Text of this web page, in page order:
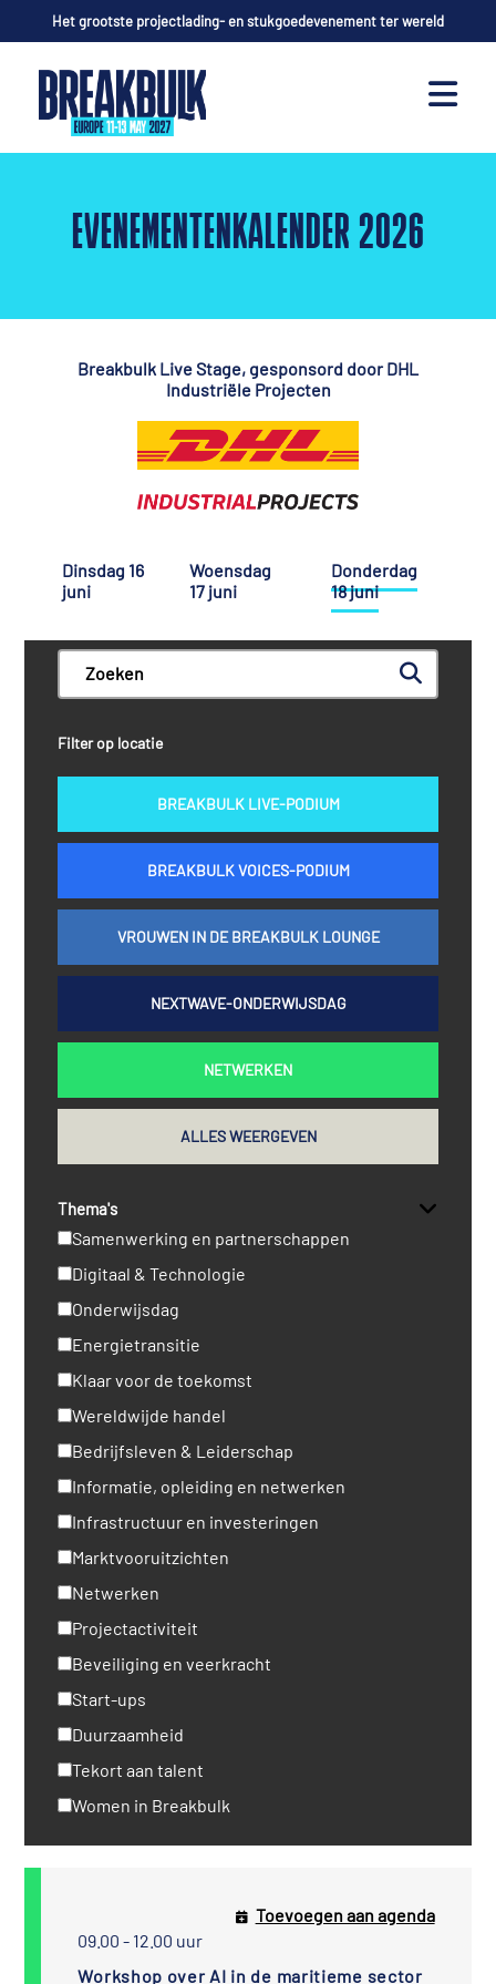
Het grootste projectlading- en stukgoedevenement ter wereld
EVENEMENTENKALENDER 2026
Breakbulk Live Stage, gesponsord door DHL
Industriële Projecten
Dinsdag 16
juni
Woensdag
17 juni
Donderdag
18 juni
Filter op locatie
BREAKBULK LIVE-PODIUM
BREAKBULK VOICES-PODIUM
VROUWEN IN DE BREAKBULK LOUNGE
NEXTWAVE-ONDERWIJSDAG
NETWERKEN
ALLES WEERGEVEN
Thema's
Samenwerking en partnerschappen
Digitaal & Technologie
Onderwijsdag
Energietransitie
Klaar voor de toekomst
Wereldwijde handel
Bedrijfsleven & Leiderschap
Informatie, opleiding en netwerken
Infrastructuur en investeringen
Marktvooruitzichten
Netwerken
Projectactiviteit
Beveiliging en veerkracht
Start-ups
Duurzaamheid
Tekort aan talent
Women in Breakbulk
09.00 - 12.00 uur
Workshop over AI in de maritieme sector
Toevoegen aan agenda